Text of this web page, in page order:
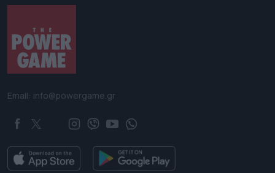
Email: info@powergame.gr